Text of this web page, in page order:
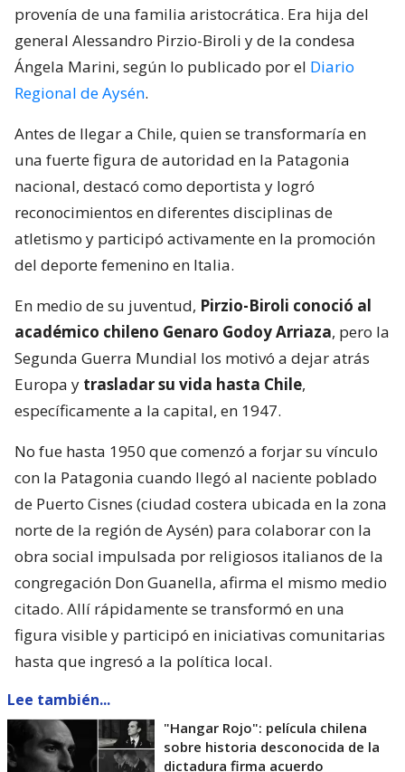
provenía de una familia aristocrática. Era hija del
general Alessandro Pirzio-Biroli y de la condesa
Ángela Marini, según lo publicado por el Diario
Regional de Aysén.
Antes de llegar a Chile, quien se transformaría en
una fuerte figura de autoridad en la Patagonia
nacional, destacó como deportista y logró
reconocimientos en diferentes disciplinas de
atletismo y participó activamente en la promoción
del deporte femenino en Italia.
En medio de su juventud, Pirzio-Biroli conoció al
académico chileno Genaro Godoy Arriaza, pero la
Segunda Guerra Mundial los motivó a dejar atrás
Europa y trasladar su vida hasta Chile,
específicamente a la capital, en 1947.
No fue hasta 1950 que comenzó a forjar su vínculo
con la Patagonia cuando llegó al naciente poblado
de Puerto Cisnes (ciudad costera ubicada en la zona
norte de la región de Aysén) para colaborar con la
obra social impulsada por religiosos italianos de la
congregación Don Guanella, afirma el mismo medio
citado. Allí rápidamente se transformó en una
figura visible y participó en iniciativas comunitarias
hasta que ingresó a la política local.
Lee también...
"Hangar Rojo": película chilena
sobre historia desconocida de la
dictadura firma acuerdo